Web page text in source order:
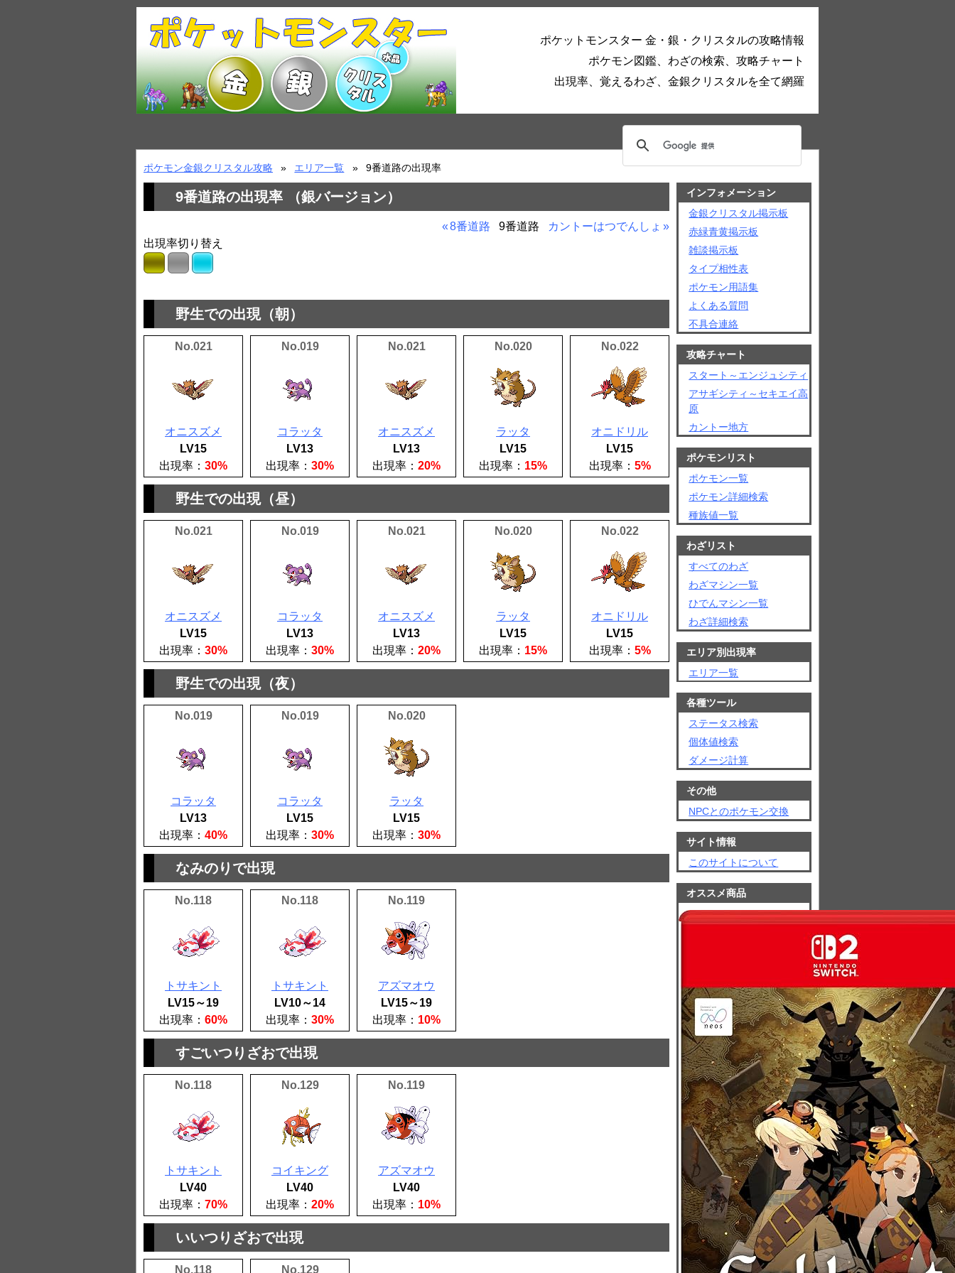
ポケットモンスター 金・銀・クリスタルの攻略情報
ポケモン図鑑、わざの検索、攻略チャート
出現率、覚えるわざ、金銀クリスタルを全て網羅
ポケモン金銀クリスタル攻略 エリア一覧 9番道路の出現率
9番道路の出現率 （銀バージョン）
8番道路 9番道路
カントーはつでんしょ
出現率切り替え
野生での出現（朝）
No.021
オニスズメ
LV15
出現率： 30%
No.019
コラッタ
LV13
出現率： 30%
No.021
オニスズメ
LV13
出現率： 20%
No.020
ラッタ
LV15
出現率： 15%
No.022
オニドリル
LV15
出現率： 5%
野生での出現（昼）
No.021
オニスズメ
LV15
出現率： 30%
No.019
コラッタ
LV13
出現率： 30%
No.021
オニスズメ
LV13
出現率： 20%
No.020
ラッタ
LV15
出現率： 15%
No.022
オニドリル
LV15
出現率： 5%
野生での出現（夜）
No.019
コラッタ
LV13
出現率： 40%
No.019
コラッタ
LV15
出現率： 30%
No.020
ラッタ
LV15
出現率： 30%
なみのりで出現
No.118
トサキント
LV15～19
出現率： 60%
No.118
トサキント
LV10～14
出現率： 30%
No.119
アズマオウ
LV15～19
出現率： 10%
すごいつりざおで出現
No.118
トサキント
LV40
出現率： 70%
No.129
コイキング
LV40
出現率： 20%
No.119
アズマオウ
LV40
出現率： 10%
いいつりざおで出現
No.118 No.129
インフォメーション
金銀クリスタル掲示板
赤緑青黄掲示板
雑談掲示板
タイプ相性表
ポケモン用語集
よくある質問
不具合連絡
攻略チャート
スタート～エンジュシティ
アサギシティ～セキエイ高
原
カントー地方
ポケモンリスト
ポケモン一覧
ポケモン詳細検索
種族値一覧
わざリスト
すべてのわざ
わざマシン一覧
ひでんマシン一覧
わざ詳細検索
エリア別出現率
エリア一覧
各種ツール
ステータス検索
個体値検索
ダメージ計算
その他
NPCとのポケモン交換
サイト情報
このサイトについて
オススメ商品